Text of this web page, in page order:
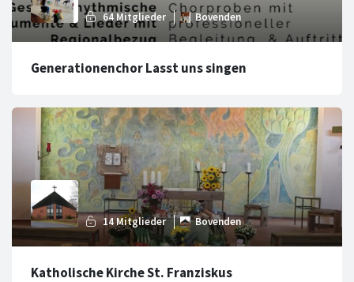
Generationenchor Lasst uns singen
Katholische Kirche St. Franziskus